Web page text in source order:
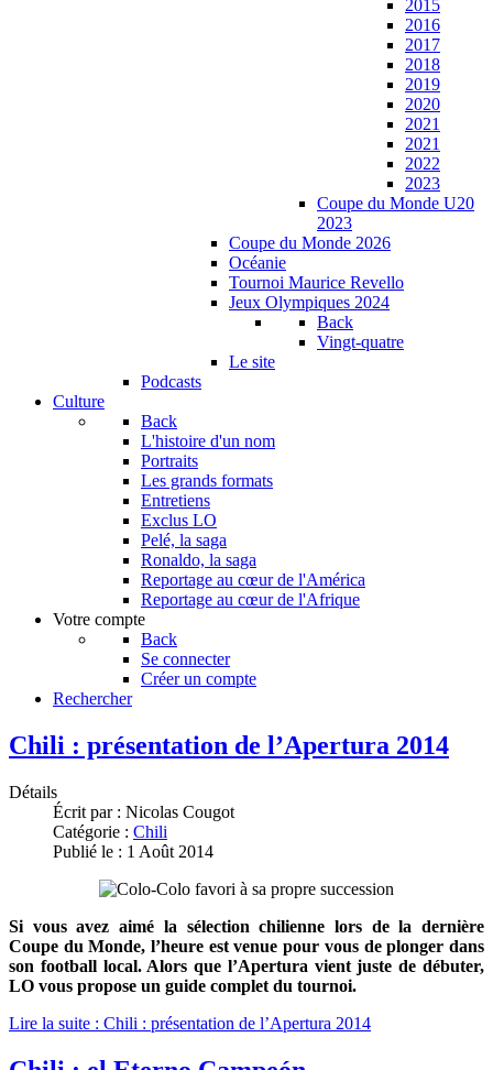
2015
2016
2017
2018
2019
2020
2021
2021
2022
2023
Coupe du Monde U20
2023
Coupe du Monde 2026
Océanie
Tournoi Maurice Revello
Jeux Olympiques 2024
Back
Vingt-quatre
Le site
Podcasts
Culture
Back
L'histoire d'un nom
Portraits
Les grands formats
Entretiens
Exclus LO
Pelé, la saga
Ronaldo, la saga
Reportage au cœur de l'América
Reportage au cœur de l'Afrique
Votre compte
Back
Se connecter
Créer un compte
Rechercher
Chili : présentation de l’Apertura 2014
Détails
Écrit par : Nicolas Cougot
Catégorie : Chili
Publié le : 1 Août 2014
Si vous avez aimé la sélection chilienne lors de la dernière
Coupe du Monde, l’heure est venue pour vous de plonger dans
son football local. Alors que l’Apertura vient juste de débuter,
LO vous propose un guide complet du tournoi.
Lire la suite : Chili : présentation de l’Apertura 2014